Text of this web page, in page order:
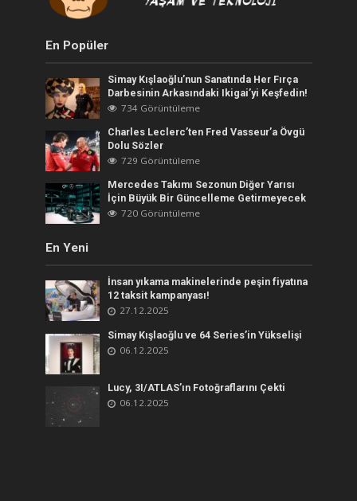
En Popüler
Simay Kışlaoğlu’nun Sanatında Her Fırça
Darbesinin Arkasındaki Ikigai’yi Keşfedin!
734 Görüntüleme
Charles Leclerc’ten Fred Vasseur’a Övgü
Dolu Sözler
729 Görüntüleme
Mercedes Takımı Sezonun Diğer Yarısı
İçin Büyük Bir Güncelleme Getirmeyecek
720 Görüntüleme
En Yeni
İnsan yıkama makinelerinde peşin fiyatına
12 taksit kampanyası!
27.12.2025
Simay Kışlaoğlu ve 64 Series’in Yükselişi
06.12.2025
Lucy, 3I/ATLAS’ın Fotoğraflarını Çekti
06.12.2025